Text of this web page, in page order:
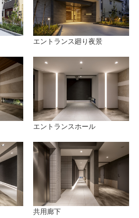
エントランス廻り夜景
エントランスホール
共用廊下